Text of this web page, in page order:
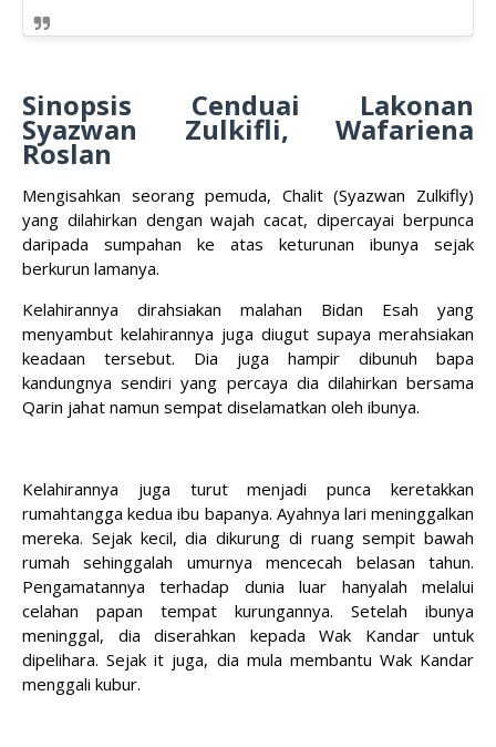
Sinopsis Cenduai Lakonan
Syazwan Zulkifli, Wafariena
Roslan
Mengisahkan seorang pemuda, Chalit (Syazwan Zulkifly)
yang dilahirkan dengan wajah cacat, dipercayai berpunca
daripada sumpahan ke atas keturunan ibunya sejak
berkurun lamanya.
Kelahirannya dirahsiakan malahan Bidan Esah yang
menyambut kelahirannya juga diugut supaya merahsiakan
keadaan tersebut. Dia juga hampir dibunuh bapa
kandungnya sendiri yang percaya dia dilahirkan bersama
Qarin jahat namun sempat diselamatkan oleh ibunya.
Kelahirannya juga turut menjadi punca keretakkan
rumahtangga kedua ibu bapanya. Ayahnya lari meninggalkan
mereka. Sejak kecil, dia dikurung di ruang sempit bawah
rumah sehinggalah umurnya mencecah belasan tahun.
Pengamatannya terhadap dunia luar hanyalah melalui
celahan papan tempat kurungannya. Setelah ibunya
meninggal, dia diserahkan kepada Wak Kandar untuk
dipelihara. Sejak it juga, dia mula membantu Wak Kandar
menggali kubur.